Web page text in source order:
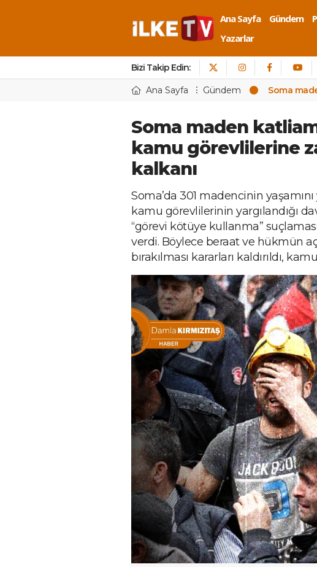
Ana Sayfa Gündem
Yazarlar
Bizi Takip Edin:
Ana Sayfa Gündem Soma
Soma maden
kamu görevlilerine
kalkanı
Soma’da 301 madencinin
kamu görevlilerinin yargılandığı
“görevi kötüye kullanma”
verdi. Böylece beraat ve hükmün
bırakılması kararları kaldırıldı,